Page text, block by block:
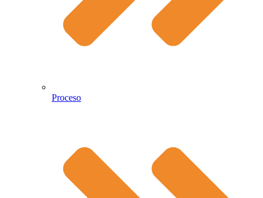
Proceso